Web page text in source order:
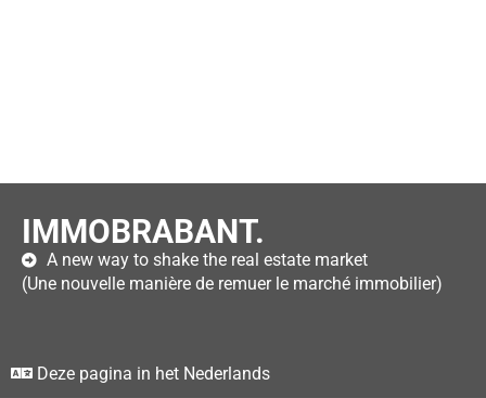
IMMOBRABANT.
A new way to shake the real estate market
(Une nouvelle manière de remuer le marché immobilier)
Deze pagina in het Nederlands